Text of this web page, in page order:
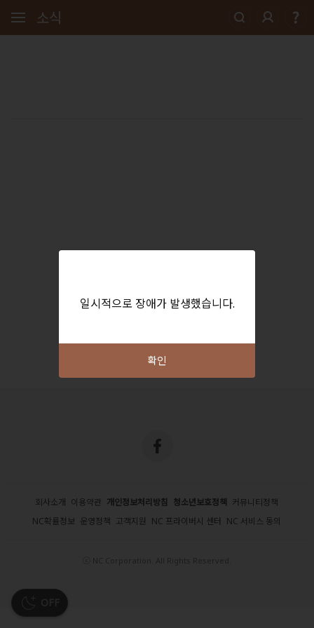
소식
회사소개 이용약관 개인정보처리방침 청소년보호정책 커뮤니티정책
NC확률정보 운영정책 고객지원 NC 프라이버시 센터 NC 서비스 동의
일시적으로 장애가 발생했습니다.
확인